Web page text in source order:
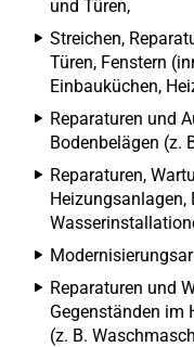
und Türen,
Streichen,
Türen, Fenstern
Einbauküchen,
Reparaturen und
Bodenbelägen (z.
Reparaturen,
Heizungsanlagen,
Reparaturen und
Gegenständen im
(z. B.